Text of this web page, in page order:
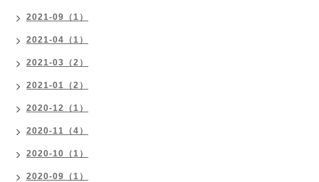
2021-09（1）
2021-04（1）
2021-03（2）
2021-01（2）
2020-12（1）
2020-11（4）
2020-10（1）
2020-09（1）